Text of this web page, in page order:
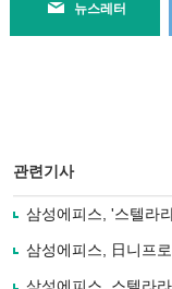
뉴스레터
관련기사
삼성에피스, '스텔라
삼성에피스, 日니프